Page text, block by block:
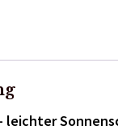
– leichter